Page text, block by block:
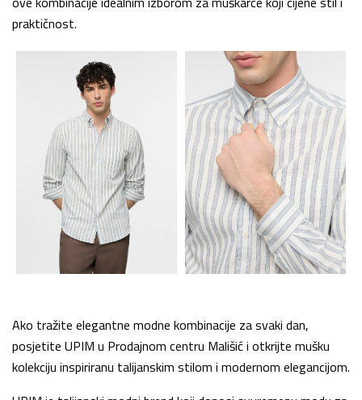
praktičnost.
Ako tražite elegantne modne kombinacije za svaki dan,
posjetite UPIM u Prodajnom centru Mališić i otkrijte mušku
kolekciju inspiriranu talijanskim stilom i modernom elegancijom.